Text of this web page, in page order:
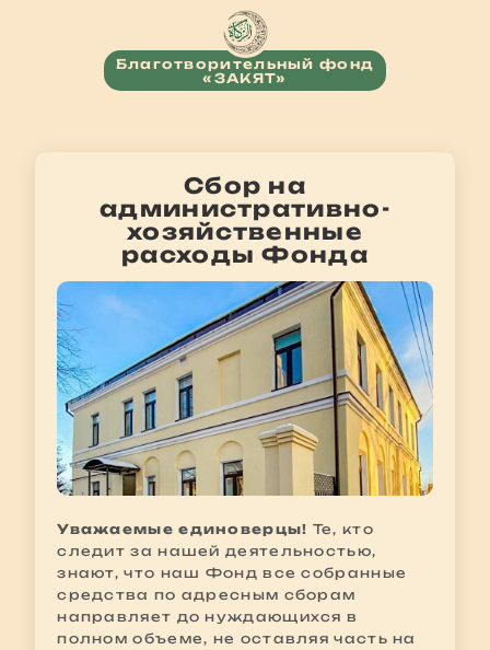
Благотворительный фонд
«ЗАКЯТ»
Сбор на
административно-
хозяйственные
расходы Фонда
Уважаемые единоверцы! Те, кто
следит за нашей деятельностью,
знают, что наш Фонд все собранные
средства по адресным сборам
направляет до нуждающихся в
полном объеме, не оставляя часть на